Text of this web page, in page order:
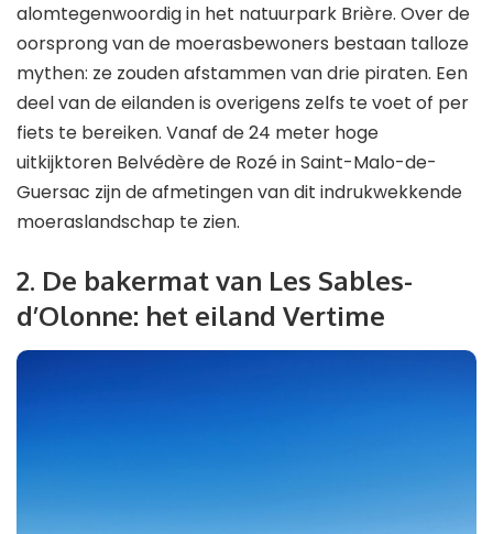
alomtegenwoordig in het natuurpark Brière. Over de
oorsprong van de moerasbewoners bestaan ​​talloze
mythen: ze zouden afstammen van drie piraten. Een
deel van de eilanden is overigens zelfs te voet of per
fiets te bereiken. Vanaf de 24 meter hoge
uitkijktoren Belvédère de Rozé in Saint-Malo-de-
Guersac zijn de afmetingen van dit indrukwekkende
moeraslandschap te zien.
2. De bakermat van Les Sables-
d’Olonne: het eiland Vertime